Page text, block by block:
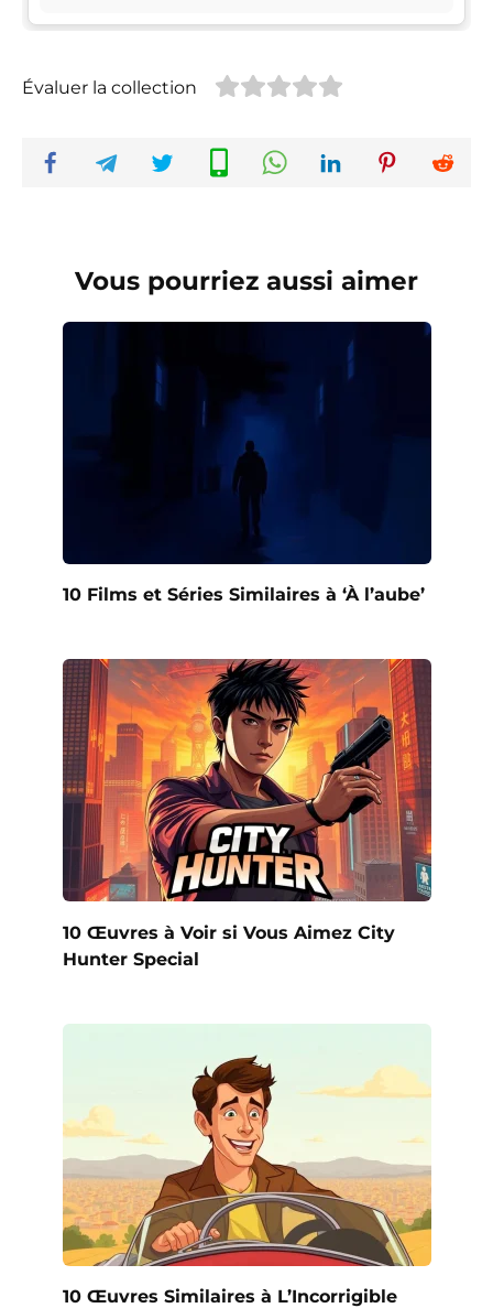
Évaluer la collection
Vous pourriez aussi aimer
10 Films et Séries Similaires à ‘À l’aube’
10 Œuvres à Voir si Vous Aimez City
Hunter Special
10 Œuvres Similaires à L’Incorrigible